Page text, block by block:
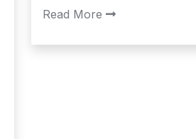
Read More